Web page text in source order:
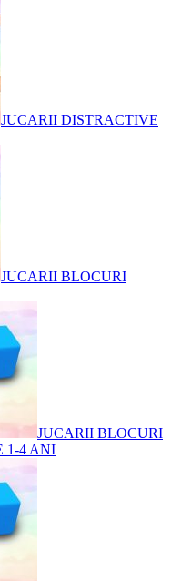
JUCARII DISTRACTIVE
JUCARII BLOCURI
JUCARII BLOCURI
1-4 ANI